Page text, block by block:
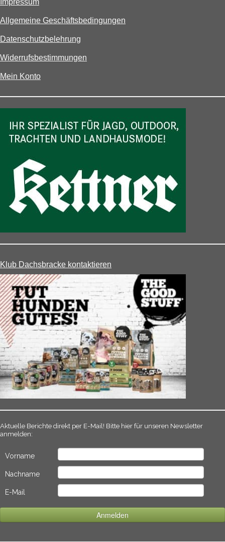
Impressum
Allgemeine Geschäftsbedingungen
Datenschutzbelehrung
Widerrufsbestimmungen
Mein Konto
Klub Dachsbracke kontaktieren
Aktuelle Berichte direkt per E-Mail! Bitte hier für unseren Newsletter
anmelden:
Vorname
Nachname
E-Mail